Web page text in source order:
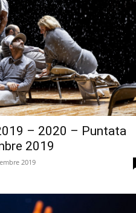
– 2020 – Puntata
2019
2019